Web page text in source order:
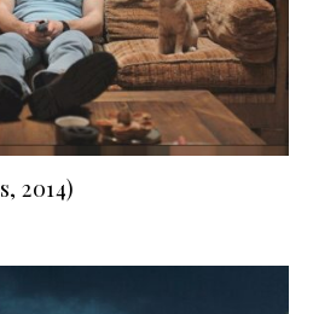
2014)